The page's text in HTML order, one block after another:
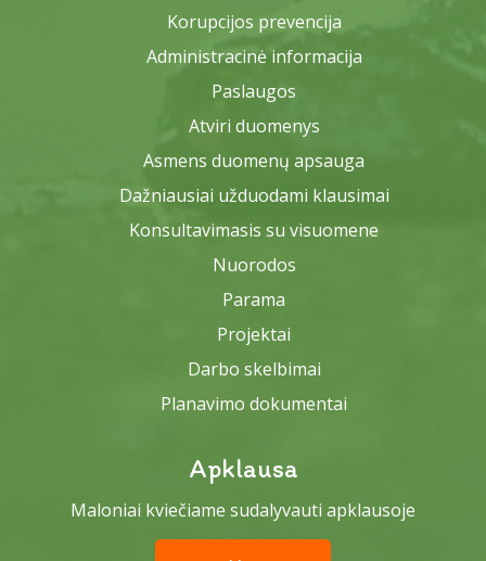
Korupcijos prevencija
Administracinė informacija
Paslaugos
Atviri duomenys
Asmens duomenų apsauga
Dažniausiai užduodami klausimai
Konsultavimasis su visuomene
Nuorodos
Parama
Projektai
Darbo skelbimai
Planavimo dokumentai
Apklausa
Maloniai kviečiame sudalyvauti apklausoje